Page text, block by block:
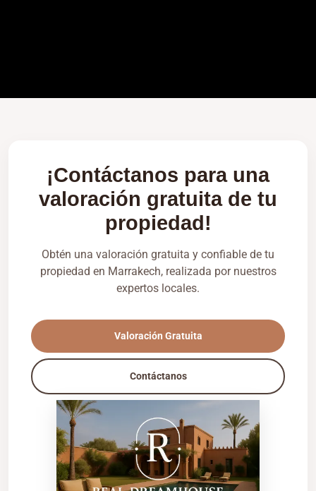
¡Contáctanos para una
valoración gratuita de tu
propiedad!
Obtén una valoración gratuita y confiable de tu
propiedad en Marrakech, realizada por nuestros
expertos locales.
Valoración Gratuita
Contáctanos